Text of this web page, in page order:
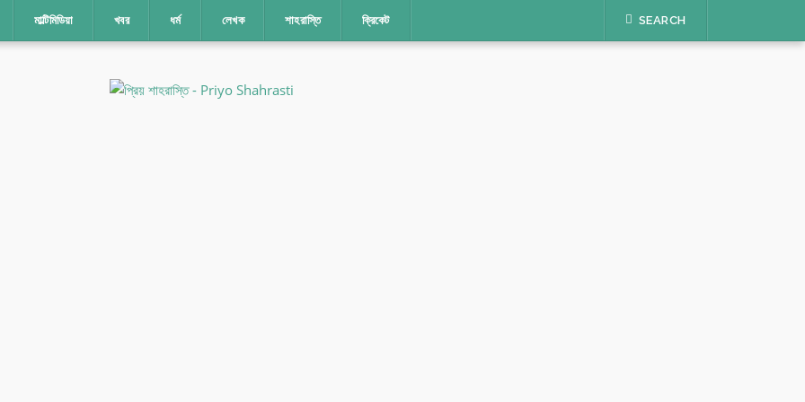
মাল্টিমিডিয়া খবর ধর্ম লেখক শাহরাস্তি ক্রিকেট SEARCH